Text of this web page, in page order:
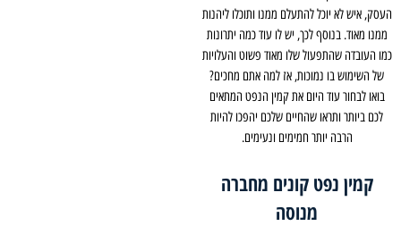
העסק, איש לא יוכל להתעלם ממנו ותוכלו ליהנות
ממנו מאוד. בנוסף לכך, יש לו עוד כמה יתרונות
כמו העובדה שהתפעול שלו מאוד פשוט והעלויות
של השימוש בו נמוכות, אז למה אתם מחכים?
בואו לבחור עוד היום את קמין הנפט המתאים
לכם ביותר ותראו שהחיים שלכם יהפכו להיות
הרבה יותר חמימים ונעימים.
קמין נפט קונים מחברה
מנוסה